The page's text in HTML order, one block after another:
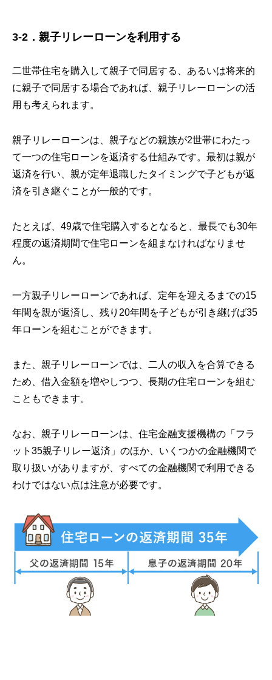
3-2．親子リレーローンを利用する
二世帯住宅を購入して親子で同居する、あるいは将来的
に親子で同居する場合であれば、親子リレーローンの活
用も考えられます。
親子リレーローンは、親子などの親族が2世帯にわたっ
て一つの住宅ローンを返済する仕組みです。最初は親が
返済を行い、親が定年退職したタイミングで子どもが返
済を引き継ぐことが一般的です。
たとえば、49歳で住宅購入するとなると、最長でも30年
程度の返済期間で住宅ローンを組まなければなりませ
ん。
一方親子リレーローンであれば、定年を迎えるまでの15
年間を親が返済し、残り20年間を子どもが引き継げば35
年ローンを組むことができます。
また、親子リレーローンでは、二人の収入を合算できる
ため、借入金額を増やしつつ、長期の住宅ローンを組む
こともできます。
なお、親子リレーローンは、住宅金融支援機構の「フラ
ット35親子リレー返済」のほか、いくつかの金融機関で
取り扱いがありますが、すべての金融機関で利用できる
わけではない点は注意が必要です。